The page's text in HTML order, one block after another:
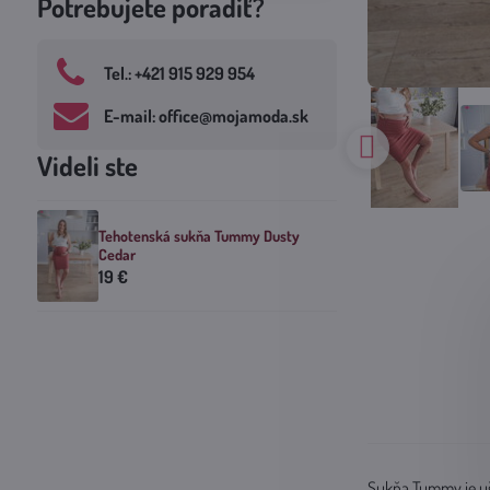
Potrebujete poradiť?
Tel​.: +421 915 929 954
E-mail: office​@mojamoda​.sk
Videli ste
Tehotenská sukňa Tummy Dusty
Cedar
19 €